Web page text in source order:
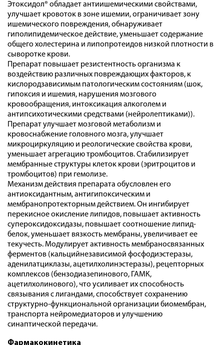
Этоксидол® обладает антиишемическими свойствами,
улучшает кровоток в зоне ишемии, ограничивает зону
ишемического повреждения, обнаруживает
гиполипидемическое действие, уменьшает содержание
общего холестерина и липопротеидов низкой плотности в
сыворотке крови.
Препарат повышает резистентность организма к
воздействию различных повреждающих факторов, к
кислородзависимым патологическим состояниям (шок,
гипоксия и ишемия, нарушения мозгового
кровообращения, интоксикация алкоголем и
антипсихотическими средствами (нейролептиками)).
Препарат улучшает мозговой метаболизм и
кровоснабжение головного мозга, улучшает
микроциркуляцию и реологические свойства крови,
уменьшает агрегацию тромбоцитов. Стабилизирует
мембранные структуры клеток крови (эритроцитов и
тромбоцитов) при гемолизе.
Механизм действия препарата обусловлен его
антиоксидантным, антигипоксическим и
мембранопротекторным действием. Он ингибирует
перекисное окисление липидов, повышает активность
супероксидоксидазы, повышает соотношение липид-
белок, уменьшает вязкость мембраны, увеличивает ее
текучесть. Модулирует активность мембраносвязанных
ферментов (кальцийнезависимой фосфодиэстеразы,
аденилатциклазы, ацетилхолинэстеразы), рецепторных
комплексов (бензодиазепинового, ГАМК,
ацетилхолинового), что усиливает их способность
связывания с лигандами, способствует сохранению
структурно-функциональной организации биомембран,
транспорта нейромедиаторов и улучшению
синаптической передачи.
Фармакокинетика